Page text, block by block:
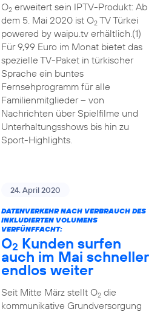
O2erweitert sein IPTV-Produkt: Ab
dem 5. Mai 2020 ist O2TV Türkei
powered by waipu.tv erhältlich.(1)
Für 9,99 Euro im Monat bietet das
spezielle TV-Paket in türkischer
Sprache ein buntes
Fernsehprogramm für alle
Familienmitglieder – von
Nachrichten über Spielfilme und
Unterhaltungsshows bis hin zu
Sport-Highlights.
24. April 2020
DATENVERKEHR NACH VERBRAUCH DES
INKLUDIERTEN VOLUMENS
VERFÜNFFACHT:
O2 Kunden surfen
auch im Mai schneller
endlos weiter
Seit Mitte März stellt O2die
kommunikative Grundversorgung